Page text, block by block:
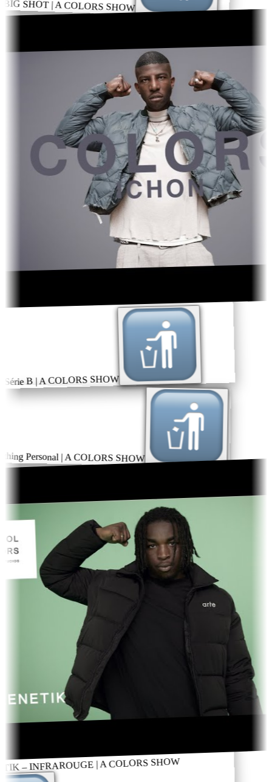
SHOT | A COLORS SHOW
B | A COLORS SHOW
Personal | A COLORS SHOW
– INFRAROUGE | A COLORS SHOW